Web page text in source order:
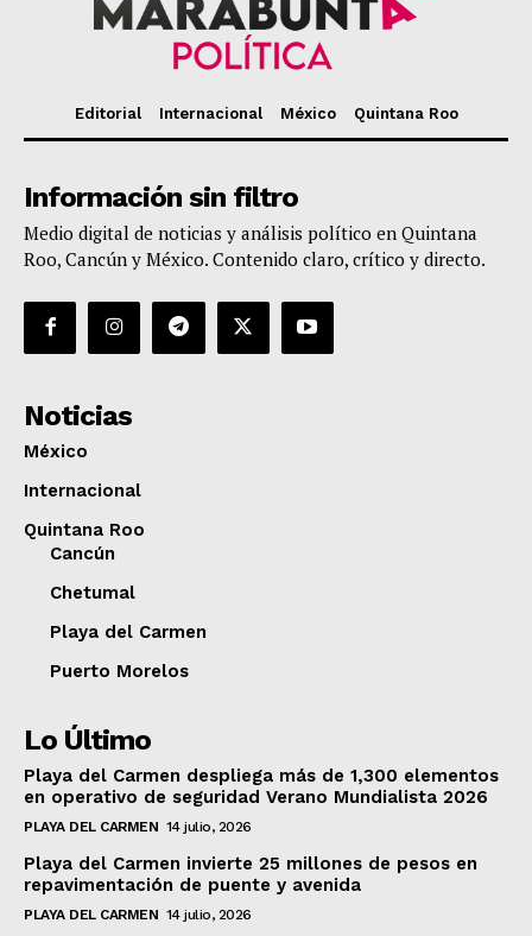
Editorial Internacional México Quintana Roo
Información sin filtro
Medio digital de noticias y análisis político en Quintana
Roo, Cancún y México. Contenido claro, crítico y directo.
Noticias
México
Internacional
Quintana Roo
Cancún
Chetumal
Playa del Carmen
Puerto Morelos
Lo Último
Playa del Carmen despliega más de 1,300 elementos
en operativo de seguridad Verano Mundialista 2026
PLAYA DEL CARMEN 14 julio, 2026
Playa del Carmen invierte 25 millones de pesos en
repavimentación de puente y avenida
PLAYA DEL CARMEN 14 julio, 2026